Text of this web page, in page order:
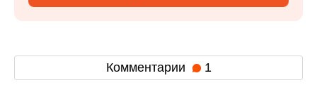
Комментарии 1